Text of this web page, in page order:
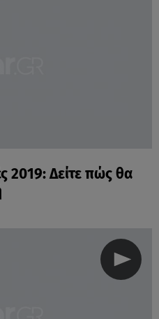
2019: Δείτε πώς θα